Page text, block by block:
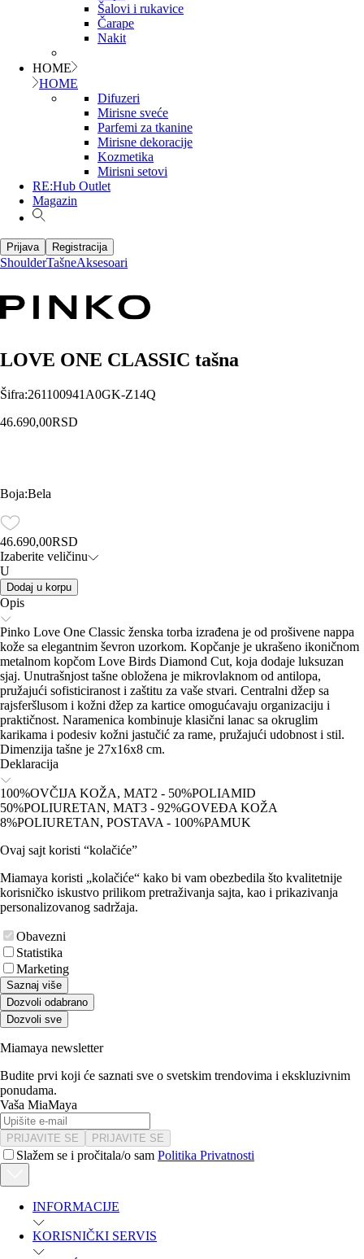
Šalovi i rukavice
Čarape
Nakit
HOME
HOME
Difuzeri
Mirisne sveće
Parfemi za tkanine
Mirisne dekoracije
Kozmetika
Mirisni setovi
RE:Hub Outlet
Magazin
Prijava Registracija
ShoulderTašneAksesoari
LOVE ONE CLASSIC tašna
Šifra:261100941A0GK-Z14Q
46.690,00RSD
Boja:Bela
46.690,00RSD
Izaberite veličinu
U
Dodaj u korpu
Opis
Pinko Love One Classic ženska torba izrađena je od prošivene nappa
kože sa elegantnim ševron uzorkom. Kopčanje je ukrašeno ikoničnom
metalnom kopčom Love Birds Diamond Cut, koja dodaje luksuzan
sjaj. Unutrašnjost tašne obložena je mikrovlaknom od antilopa,
pružajući sofisticiranost i zaštitu za vaše stvari. Centralni džep sa
rajsferšlusom i kožni džep za kartice omogućavaju organizaciju i
praktičnost. Naramenica kombinuje klasični lanac sa okruglim
karikama i podesiv kožni jastučić za rame, pružajući udobnost i stil.
Dimenzija tašne je 27x16x8 cm.
Deklaracija
100%OVČIJA KOŽA, MAT2 - 50%POLIAMID
50%POLIURETAN, MAT3 - 92%GOVEĐA KOŽA
8%POLIURETAN, POSTAVA - 100%PAMUK
Ovaj sajt koristi “kolačiće”
Miamaya koristi „kolačiće“ kako bi vam obezbedila što kvalitetnije
korisničko iskustvo prilikom pretraživanja sajta, kao i prikazivanja
personalizovanog sadržaja.
Obavezni
Statistika
Marketing
Saznaj više
Dozvoli odabrano
Dozvoli sve
Miamaya newsletter
Budite prvi koji će saznati sve o svetskim trendovima i ekskluzivnim
ponudama.
Vaša MiaMaya
PRIJAVITE SE PRIJAVITE SE
Slažem se i pročitala/o sam Politika Privatnosti
INFORMACIJE
KORISNIČKI SERVIS